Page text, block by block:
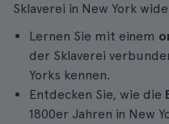
Sklaverei in New York
Lernen Sie mit einem
der Sklaverei
Yorks kennen.
Entdecken Sie, wie die
1800er Jahren in New